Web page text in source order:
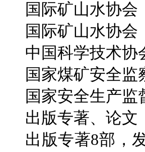
国际矿山水协
国际矿山水协
中国科学技术协
国家煤矿安全监
国家安全生产
出版专著、论文
出版专著8部，